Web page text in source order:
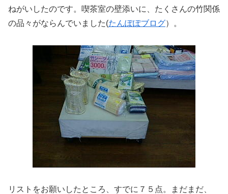
ねがいしたのです。喫茶室の壁添いに、たくさんの竹関係
の品々がならんでいました(たんぽぽブログ）。
リストをお願いしたところ、すでに７５点。まだまだ、